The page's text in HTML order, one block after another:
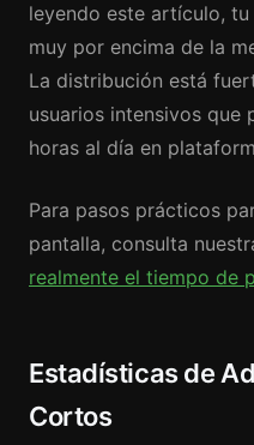
leyendo este artículo,
muy por encima de la
La distribución está
usuarios intensivos que
horas al día en
Para pasos prácticos
pantalla, consulta
realmente el tiempo de
Estadísticas de
Cortos